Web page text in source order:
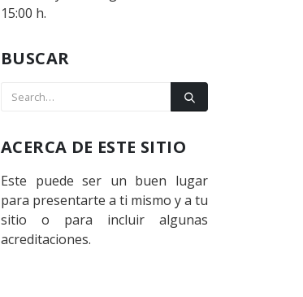
15:00 h.
BUSCAR
ACERCA DE ESTE SITIO
Este puede ser un buen lugar
para presentarte a ti mismo y a tu
sitio o para incluir algunas
acreditaciones.